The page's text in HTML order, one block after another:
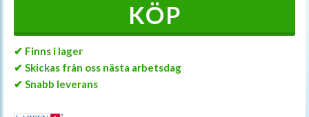
KÖP
✔ Finns i lager
✔ Skickas från oss nästa arbetsdag
✔ Snabb leverans